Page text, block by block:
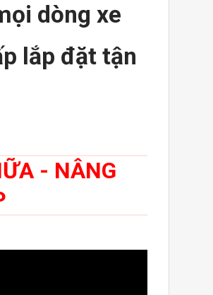
dòng xe
lắp đặt tận
- NÂNG